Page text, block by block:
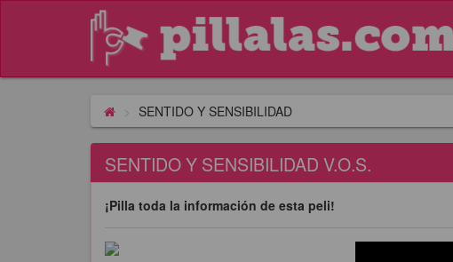
SENTIDO Y SENSIBILIDAD
SENTIDO Y SENSIBILIDAD V.O.S.
¡Pilla toda la información de esta peli!